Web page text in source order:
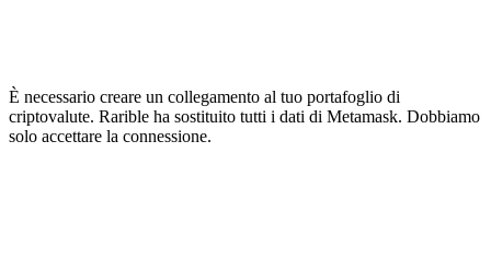
È necessario creare un collegamento al tuo portafoglio di
criptovalute. Rarible ha sostituito tutti i dati di Metamask. Dobbiamo
solo accettare la connessione.